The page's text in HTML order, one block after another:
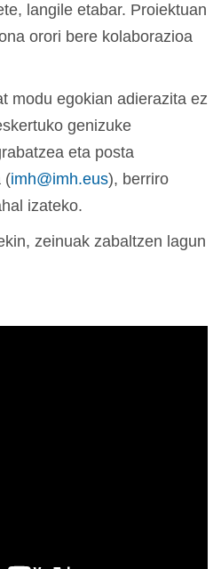
langile etabar. Proiektuan
orori bere kolaborazioa
modu egokian adierazita ez
genizuke
eta posta
(imh@imh.eus), berriro
izateko.
zeinuak zabaltzen lagun